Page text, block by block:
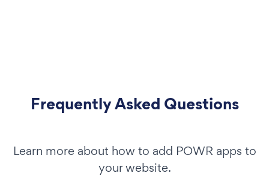
Frequently Asked Questions
Learn more about how to add POWR apps to
your website.